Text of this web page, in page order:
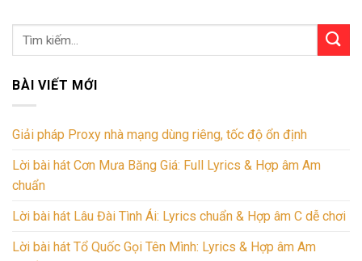
BÀI VIẾT MỚI
Giải pháp Proxy nhà mạng dùng riêng, tốc độ ổn định
Lời bài hát Cơn Mưa Băng Giá: Full Lyrics & Hợp âm Am
chuẩn
Lời bài hát Lâu Đài Tình Ái: Lyrics chuẩn & Hợp âm C dễ chơi
Lời bài hát Tổ Quốc Gọi Tên Mình: Lyrics & Hợp âm Am